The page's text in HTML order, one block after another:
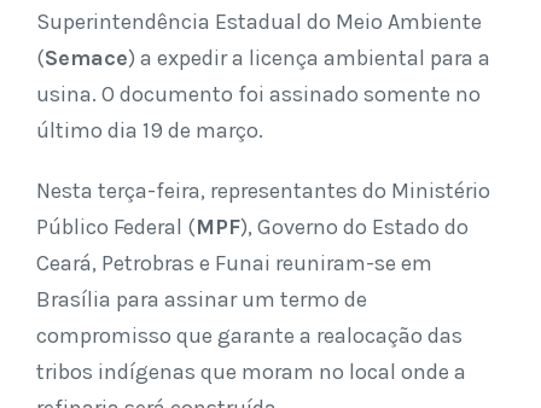
Superintendência Estadual do Meio Ambiente
(Semace) a expedir a licença ambiental para a
usina. O documento foi assinado somente no
último dia 19 de março.
Nesta terça-feira, representantes do Ministério
Público Federal (MPF), Governo do Estado do
Ceará, Petrobras e Funai reuniram-se em
Brasília para assinar um termo de
compromisso que garante a realocação das
tribos indígenas que moram no local onde a